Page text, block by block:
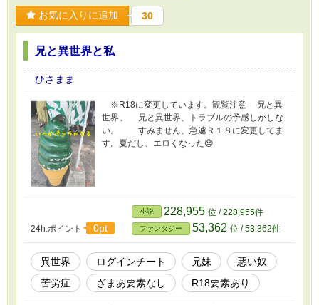
お気に入りに追加 30
兄と異世界と私
ひさまま
※R18に変更しています。観覧注意 兄と異
世界。 兄と異世界、トラブルの予感しかしな
い。 すみません、急遽Ｒ１８に変更してま
す。夏だし、エロくなった😓
24h.ポイント 0pt
小説 228,955 位 / 228,955件
ファンタジー 53,362 位 / 53,362件
異世界 ログインチート 兄妹
悪い奴
苦労症
ざまあ要素なし R18要素あり